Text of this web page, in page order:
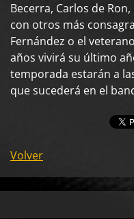
Becerra, Carlos de
con otros más
Fernández o el
años vivirá su último
temporada estarán a
que sucederá en el
Volver